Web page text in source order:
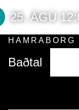
25. ÁGÚ
Baðtal
HAMRABORG